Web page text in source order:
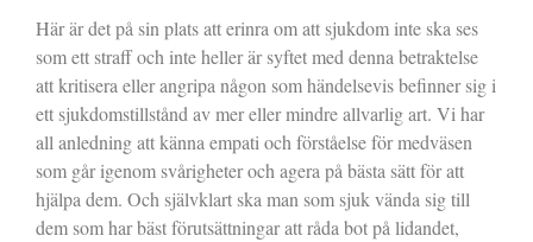
Här är det på sin plats att erinra om att sjukdom inte ska ses
som ett straff och inte heller är syftet med denna betraktelse
att kritisera eller angripa någon som händelsevis befinner sig i
ett sjukdomstillstånd av mer eller mindre allvarlig art. Vi har
all anledning att känna empati och förståelse för medväsen
som går igenom svårigheter och agera på bästa sätt för att
hjälpa dem. Och självklart ska man som sjuk vända sig till
dem som har bäst förutsättningar att råda bot på lidandet,